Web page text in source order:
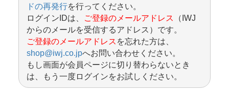
ドの再発行を行ってください。
ログインIDは、
ご登録のメールアドレス
（IWJ
からのメールを受信するアドレス）です。
ご登録のメールアドレス を忘れた方は、
shop@iwj.co.jpへお問い合わせください。
もし画面が会員ページに切り替わらないとき
は、もう一度ログインをお試しください。